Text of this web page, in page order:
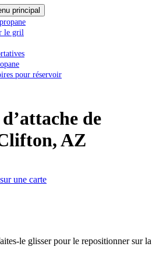
principal
le gril
pour réservoir
de
AZ
une carte
le glisser pour le repositionner sur la